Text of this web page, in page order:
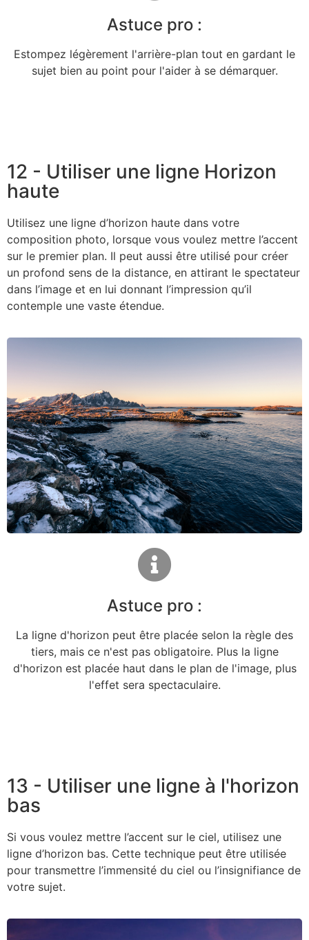
Astuce pro :
Estompez légèrement l'arrière-plan tout en gardant le
sujet bien au point pour l'aider à se démarquer.
12 - Utiliser une ligne Horizon
haute
Utilisez une ligne d’horizon haute dans votre
composition photo, lorsque vous voulez mettre l’accent
sur le premier plan. Il peut aussi être utilisé pour créer
un profond sens de la distance, en attirant le spectateur
dans l’image et en lui donnant l’impression qu’il
contemple une vaste étendue.
Astuce pro :
La ligne d'horizon peut être placée selon la règle des
tiers, mais ce n'est pas obligatoire. Plus la ligne
d'horizon est placée haut dans le plan de l'image, plus
l'effet sera spectaculaire.
13 - Utiliser une ligne à l'horizon
bas
Si vous voulez mettre l’accent sur le ciel, utilisez une
ligne d’horizon bas. Cette technique peut être utilisée
pour transmettre l’immensité du ciel ou l’insignifiance de
votre sujet.